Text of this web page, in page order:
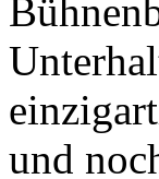
und